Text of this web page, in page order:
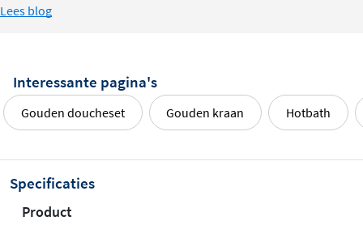
Lees blog
Interessante pagina's
Gouden doucheset Gouden kraan Hotbath
Specificaties
Product